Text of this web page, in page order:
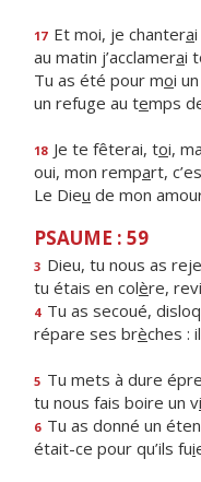
17 Et moi, je chanterai
au matin j’acclamerai
Tu as été pour moi
un refuge au temps
18 Je te fêterai, toi,
oui, mon rempart,
Le Dieu de mon
PSAUME : 59
3 Dieu, tu nous as
tu étais en colère,
4 Tu as secoué,
répare ses brèches :
5 Tu mets à dure épre
tu nous fais boire un vi
6 Tu as donné un
était-ce pour qu’ils fui